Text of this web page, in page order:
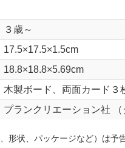
３歳～
17.5×17.5×1.5cm
18.8×18.8×5.69cm
木製ボード、両面カード３
プランクリエーション社 （
形状、パッケージなど）は